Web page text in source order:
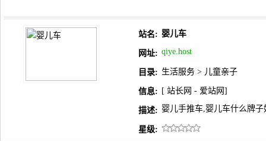
站名: 婴儿车
网址: qiye.host
目录: 生活服务 > 儿童亲子
信息: [ 站长网 - 爱站网 ]
描述: 婴儿手推车,婴儿车什么牌
星级: